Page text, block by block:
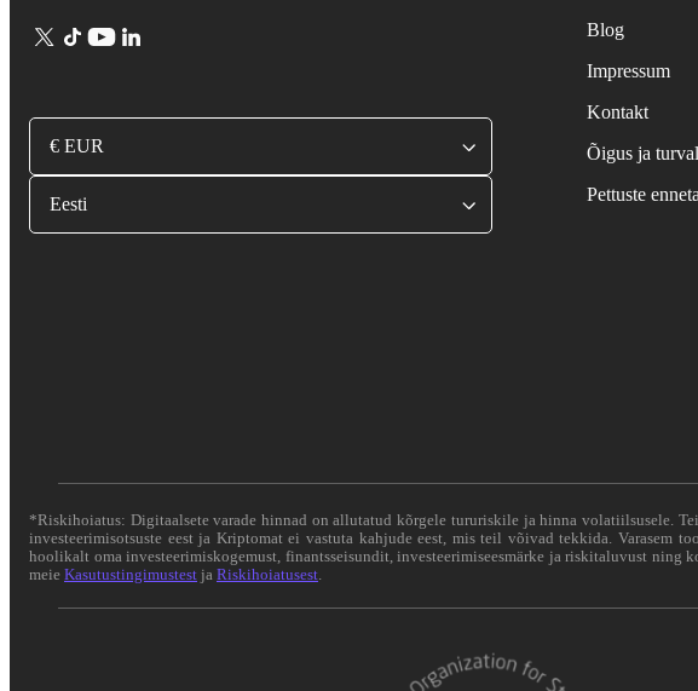
€ EUR
Eesti
Blog
Impressum
Kontakt
Õigus ja
Pettuste
*Riskihoiatus: Digitaalsete varade hinnad on allutatud kõrgele tururiskile ja hinna volatiilsusele.
investeerimisotsuste eest ja Kriptomat ei vastuta kahjude eest, mis teil võivad tekkida. Varasem
hoolikalt oma investeerimiskogemust, finantsseisundit, investeerimiseesmärke ja riskitaluvust ning
meie Kasutustingimustest ja Riskihoiatusest